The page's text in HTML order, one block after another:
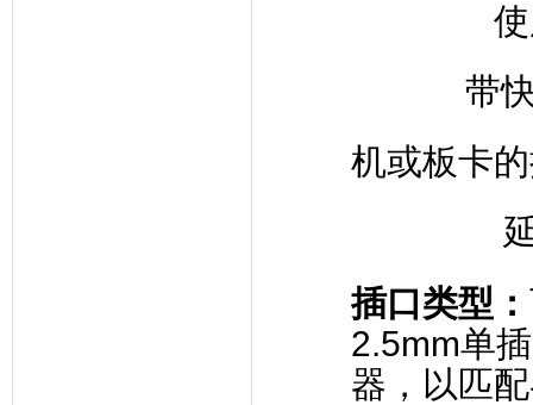
使用
带
机或板卡
延长耳
插口类型 ：
2.5mm单
器，以匹